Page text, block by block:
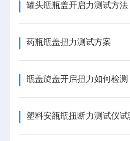
罐头瓶瓶盖开启力测试方法
药瓶瓶盖扭力测试方案
瓶盖旋盖开启扭力如何检测